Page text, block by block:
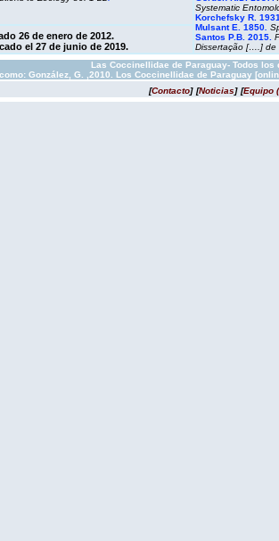
Systematic
Korchefsky R.
Mulsant E. 1850.
Santos P.B. 2015.
Dissertação [….] de
26 de enero de 2012.
el 27 de junio de 2019.
Las Coccinellidae de Paraguay- Todos
González, G. ,2010. Los Coccinellidae de Paraguay
[Contacto] [Noticias] [Equipo